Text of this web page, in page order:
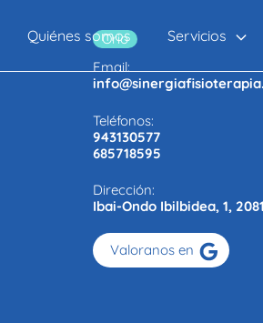
Quiénes somos Servicios
Orio
Email:
Teléfonos:
943130577
685718595
Dirección:
Ibai-Ondo Ibilbidea, 1,
Valoranos en